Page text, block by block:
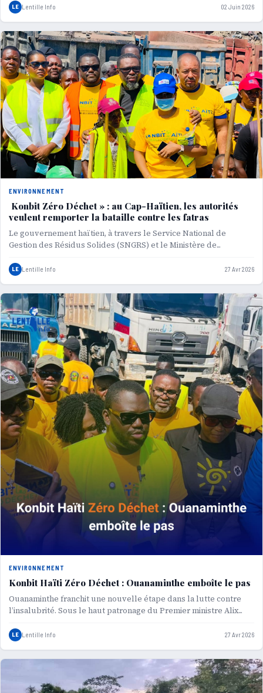
LE Lentille Info 02 Juin 2026
ENVIRONNEMENT
Konbit Zéro Déchet » : au Cap-Haïtien, les autorités
veulent remporter la bataille contre les fatras
Le gouvernement haïtien, à travers le Service National de
Gestion des Résidus Solides (SNGRS) et le Ministère de...
LE Lentille Info 27 Avr 2026
ENVIRONNEMENT
Konbit Haïti Zéro Déchet : Ouanaminthe emboîte le pas
Ouanaminthe franchit une nouvelle étape dans la lutte contre
l’insalubrité. Sous le haut patronage du Premier ministre Alix...
LE Lentille Info 27 Avr 2026